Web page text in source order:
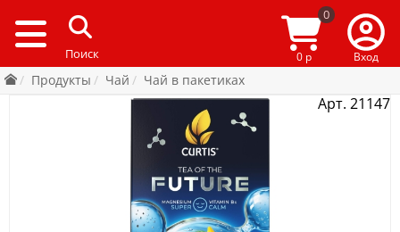
0
0 р Вход
Продукты Чай Чай в пакетиках
Арт. 21147